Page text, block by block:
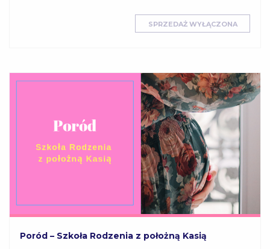
SPRZEDAŻ WYŁĄCZONA
Poród – Szkoła Rodzenia z położną Kasią